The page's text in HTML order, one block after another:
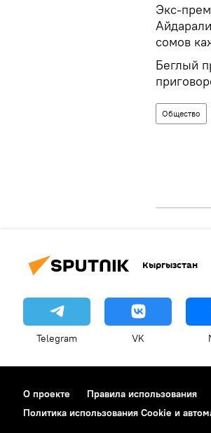
Экс-
сомов
Беглый
Общество
Кыргызстан
Telegram VK
О проекте Правила использования
Политика использования Cookie и